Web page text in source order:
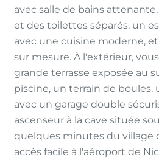
avec salle de bains
et des toilettes séparés, un
avec une cuisine moderne,
sur mesure. À l'extérieur,
grande terrasse exposée au
piscine, un terrain de boules,
avec un garage double
ascenseur à la cave située
quelques minutes du village
accès facile à l'aéroport de